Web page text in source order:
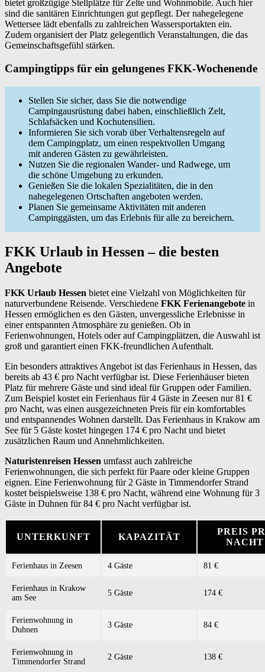
bietet großzügige Stellplätze für Zelte und Wohnmobile. Auch hier
sind die sanitären Einrichtungen gut gepflegt. Der nahegelegene
Wettersee lädt ebenfalls zu zahlreichen Wassersportakten ein.
Zudem organisiert der Platz gelegentlich Veranstaltungen, die das
Gemeinschaftsgefühl stärken.
Campingtipps für ein gelungenes FKK-Wochenende
Stellen Sie sicher, dass Sie die notwendige
Campingausrüstung dabei haben, einschließlich Zelt,
Schlafsäcken und Kochutensilien.
Informieren Sie sich vorab über Verhaltensregeln auf
dem Campingplatz, um einen respektvollen Umgang
mit anderen Gästen zu gewährleisten.
Nutzen Sie die regionalen Wander- und Radwege, um
die schöne Umgebung zu erkunden.
Genießen Sie die lokalen Spezialitäten, die in den
nahegelegenen Ortschaften angeboten werden.
Planen Sie gemeinsame Aktivitäten mit anderen
Campinggästen, um das Erlebnis für alle zu bereichern.
FKK Urlaub in Hessen – die besten
Angebote
FKK Urlaub Hessen bietet eine Vielzahl von Möglichkeiten für
naturverbundene Reisende. Verschiedene FKK Ferienangebote in
Hessen ermöglichen es den Gästen, unvergessliche Erlebnisse in
einer entspannten Atmosphäre zu genießen. Ob in
Ferienwohnungen, Hotels oder auf Campingplätzen, die Auswahl ist
groß und garantiert einen FKK-freundlichen Aufenthalt.
Ein besonders attraktives Angebot ist das Ferienhaus in Hessen, das
bereits ab 43 € pro Nacht verfügbar ist. Diese Ferienhäuser bieten
Platz für mehrere Gäste und sind ideal für Gruppen oder Familien.
Zum Beispiel kostet ein Ferienhaus für 4 Gäste in Zeesen nur 81 €
pro Nacht, was einen ausgezeichneten Preis für ein komfortables
und entspannendes Wohnen darstellt. Das Ferienhaus in Krakow am
See für 5 Gäste kostet hingegen 174 € pro Nacht und bietet
zusätzlichen Raum und Annehmlichkeiten.
Naturistenreisen Hessen umfasst auch zahlreiche
Ferienwohnungen, die sich perfekt für Paare oder kleine Gruppen
eignen. Eine Ferienwohnung für 2 Gäste in Timmendorfer Strand
kostet beispielsweise 138 € pro Nacht, während eine Wohnung für 3
Gäste in Duhnen für 84 € pro Nacht verfügbar ist.
UNTERKUNFT KAPAZITÄT
PREIS
NACHT
Ferienhaus in Zeesen 4 Gäste 81 €
Ferienhaus in Krakow
am See
5 Gäste 174 €
Ferienwohnung in
Duhnen
3 Gäste 84 €
Ferienwohnung in
Timmendorfer Strand
2 Gäste 138 €